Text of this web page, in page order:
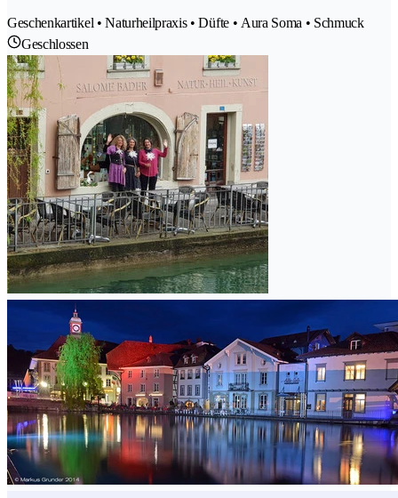
Geschenkartikel • Naturheilpraxis • Düfte • Aura Soma • Schmuck
Geschlossen